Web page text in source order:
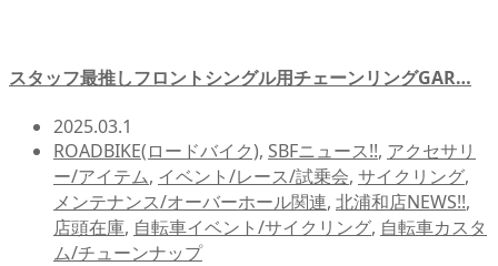
スタッフ最推しフロントシングル用チェーンリングGAR…
2025.03.1
ROADBIKE(ロードバイク), SBFニュース!!, アクセサリ
ー/アイテム, イベント/レース/試乗会, サイクリング,
メンテナンス/オーバーホール関連, 北浦和店NEWS!!,
店頭在庫, 自転車イベント/サイクリング, 自転車カスタ
ム/チューンナップ